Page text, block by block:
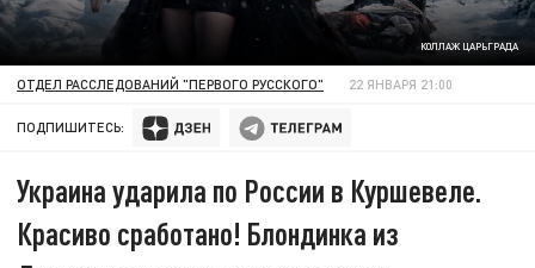
КОЛЛАЖ ЦАРЬГРАДА
ОТДЕЛ РАССЛЕДОВАНИЙ "ПЕРВОГО РУССКОГО" 22 ЯНВАРЯ 21:00
ПОДПИШИТЕСЬ:
Украина ударила по России в Куршевеле.
Красиво сработано! Блондинка из